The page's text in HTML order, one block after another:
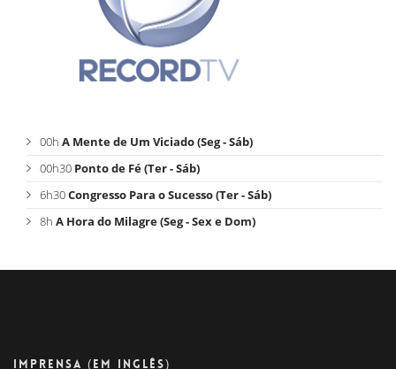
00h A Mente de Um Viciado (Seg - Sáb)
00h30 Ponto de Fé (Ter - Sáb)
6h30Congresso Para o Sucesso (Ter - Sáb)
8h A Hora do Milagre (Seg - Sex e Dom)
IMPRENSA (EM INGLÊS)